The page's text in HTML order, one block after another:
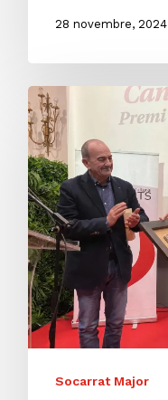
28 novembre, 2024
Socarrat Major